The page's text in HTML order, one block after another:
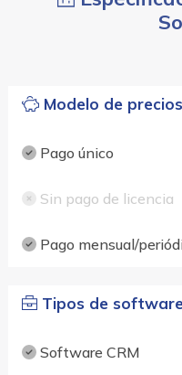
Modelo de precios
Pago único
Sin pago de licencia
Pago mensual/
Tipos de
Software CRM